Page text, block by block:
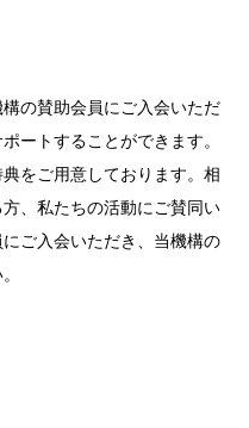
の賛助会員にご入会いただ
ートすることができます。
をご用意しております。相
、私たちの活動にご賛同い
ご入会いただき、当機構の